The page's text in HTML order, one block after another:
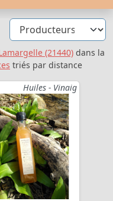
(21440) dans la
triés par distance
Huiles - Vinaig